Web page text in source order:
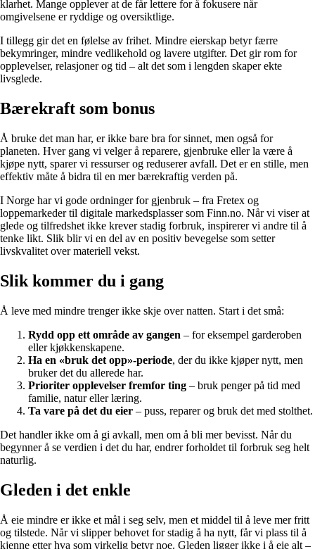
klarhet. Mange opplever at de får lettere for å fokusere når
omgivelsene er ryddige og oversiktlige.
I tillegg gir det en følelse av frihet. Mindre eierskap betyr færre
bekymringer, mindre vedlikehold og lavere utgifter. Det gir rom for
opplevelser, relasjoner og tid – alt det som i lengden skaper ekte
livsglede.
Bærekraft som bonus
Å bruke det man har, er ikke bare bra for sinnet, men også for
planeten. Hver gang vi velger å reparere, gjenbruke eller la være å
kjøpe nytt, sparer vi ressurser og reduserer avfall. Det er en stille, men
effektiv måte å bidra til en mer bærekraftig verden på.
I Norge har vi gode ordninger for gjenbruk – fra Fretex og
loppemarkeder til digitale markedsplasser som Finn.no. Når vi viser at
glede og tilfredshet ikke krever stadig forbruk, inspirerer vi andre til å
tenke likt. Slik blir vi en del av en positiv bevegelse som setter
livskvalitet over materiell vekst.
Slik kommer du i gang
Å leve med mindre trenger ikke skje over natten. Start i det små:
Rydd opp ett område av gangen – for eksempel garderoben
eller kjøkkenskapene.
Ha en «bruk det opp»-periode, der du ikke kjøper nytt, men
bruker det du allerede har.
Prioriter opplevelser fremfor ting – bruk penger på tid med
familie, natur eller læring.
Ta vare på det du eier – puss, reparer og bruk det med stolthet.
Det handler ikke om å gi avkall, men om å bli mer bevisst. Når du
begynner å se verdien i det du har, endrer forholdet til forbruk seg helt
naturlig.
Gleden i det enkle
Å eie mindre er ikke et mål i seg selv, men et middel til å leve mer fritt
og tilstede. Når vi slipper behovet for stadig å ha nytt, får vi plass til å
kjenne etter hva som virkelig betyr noe. Gleden ligger ikke i å eie alt –